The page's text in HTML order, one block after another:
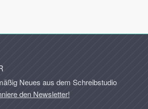
Neues aus dem Schreibstudio
den Newsletter!